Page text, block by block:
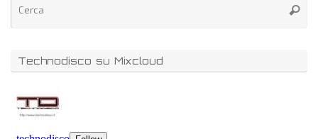
Technodisco su Mixcloud